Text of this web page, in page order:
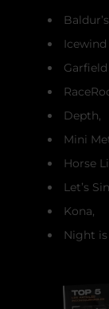
Icewind
Depth,
Mini
Horse
Let’s
Kona,
Night